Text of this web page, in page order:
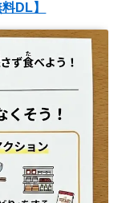
DL】